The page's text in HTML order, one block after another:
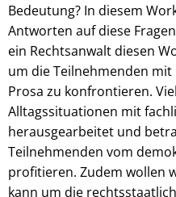
Bedeutung? In diesem
Antworten auf diese
ein Rechtsanwalt diesen
um die Teilnehmenden
Prosa zu konfrontieren.
Alltagssituationen mit
herausgearbeitet und
Teilnehmenden vom
profitieren. Zudem wollen
kann um die